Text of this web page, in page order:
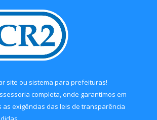
site ou sistema para prefeituras!
completa, onde garantimos em
exigências das leis de transparência